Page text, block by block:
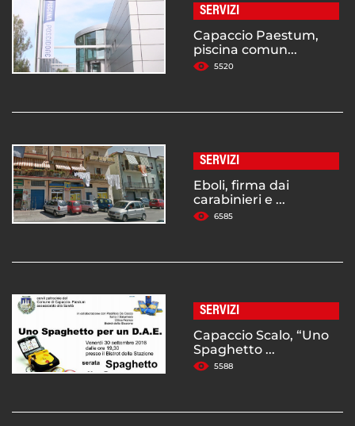
SERVIZI
Capaccio Paestum,
piscina comun...
5520
SERVIZI
Eboli, firma dai
carabinieri e ...
6585
SERVIZI
Capaccio Scalo, “Uno
Spaghetto ...
5588